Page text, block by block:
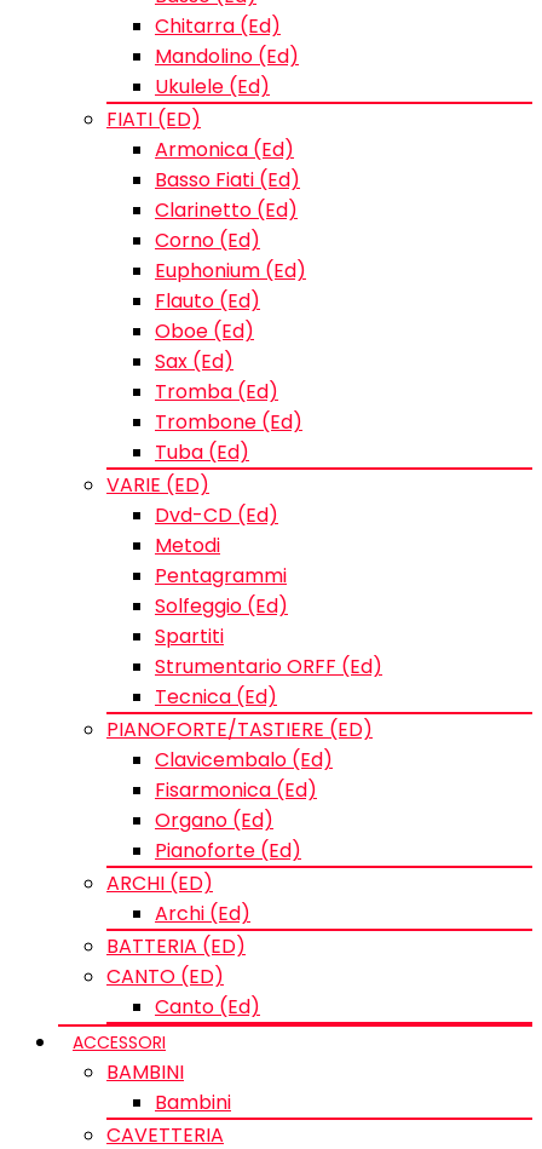
Chitarra (Ed)
Mandolino (Ed)
Ukulele (Ed)
FIATI (ED)
Armonica (Ed)
Basso Fiati (Ed)
Clarinetto (Ed)
Corno (Ed)
Euphonium (Ed)
Flauto (Ed)
Oboe (Ed)
Sax (Ed)
Tromba (Ed)
Trombone (Ed)
Tuba (Ed)
VARIE (ED)
Dvd-CD (Ed)
Metodi
Pentagrammi
Solfeggio (Ed)
Spartiti
Strumentario ORFF (Ed)
Tecnica (Ed)
PIANOFORTE/TASTIERE (ED)
Clavicembalo (Ed)
Fisarmonica (Ed)
Organo (Ed)
Pianoforte (Ed)
ARCHI (ED)
Archi (Ed)
BATTERIA (ED)
CANTO (ED)
Canto (Ed)
ACCESSORI
BAMBINI
Bambini
CAVETTERIA